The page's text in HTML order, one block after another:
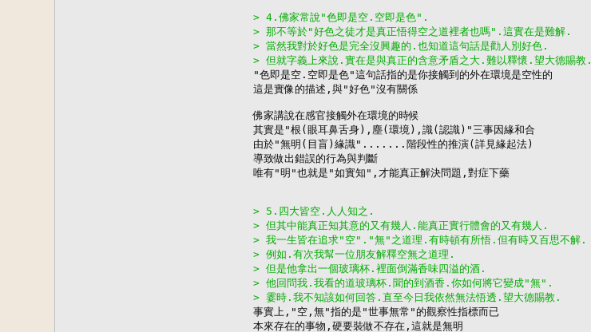
> 4.佛家常說"色即是空.空即是色".
> 那不等於"好色之徒才是真正悟得空之道裡者也嗎".這實在是難解.
> 當然我對於好色是完全沒興趣的.也知道這句話是勸人別好色.
> 但就字義上來說.實在是與真正的含意矛盾之大.難以釋懷.望大德賜教.
"色即是空.空即是色"這句話指的是你接觸到的外在環境是空性的
這是實像的描述,與"好色"沒有關係
佛家講說在感官接觸外在環境的時候
其實是"根(眼耳鼻舌身),塵(環境),識(認識)"三事因緣和合
由於"無明(目盲)緣識".......階段性的推演(詳見緣起法)
導致做出錯誤的行為與判斷
唯有"明"也就是"如實知",才能真正解決問題,對症下藥
> 5.四大皆空.人人知之.
> 但其中能真正知其意的又有幾人.能真正實行體會的又有幾人.
> 我一生皆在追求"空"."無"之道理.有時頓有所悟.但有時又百思不解.
> 例如.有次我幫一位朋友解釋空無之道理.
> 但是他拿出一個玻璃杯.裡面倒滿香味四溢的酒.
> 他回問我.我看的道玻璃杯.聞的到酒香.你如何將它變成"無".
> 霎時.我不知該如何回答.直至今日我依然無法悟透.望大德賜教.
事實上,"空,無"指的是"世事無常"的觀察性指標而已
本來存在的事物,硬要裝做不存在,這就是無明